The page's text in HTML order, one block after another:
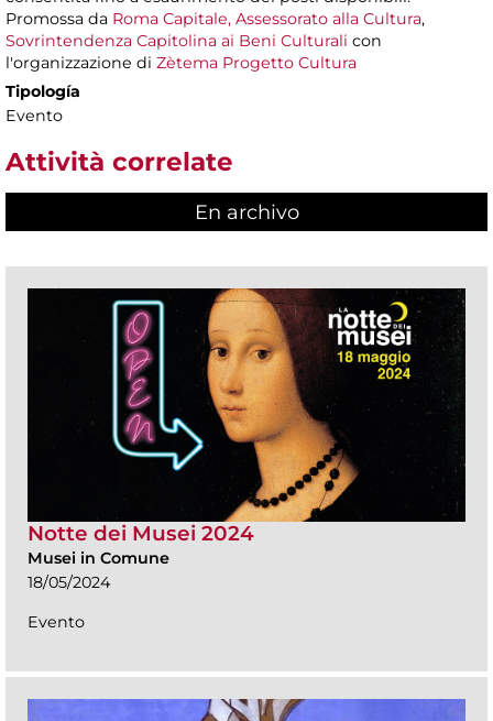
Promossa da Roma Capitale, Assessorato alla Cultura,
Sovrintendenza Capitolina ai Beni Culturali con
l'organizzazione di Zètema Progetto Cultura
Tipología
Evento
Attività correlate
En archivo
Notte dei Musei 2024
Musei in Comune
18/05/2024
Evento